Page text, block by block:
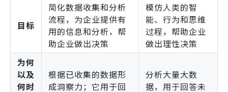
目标
简化数据收集和分析
流程，为企业提供有
用的信息和分析，帮
助企业做出决策
模仿人类的智
能、行为和思维
过程，帮助企业
做出理性决策
为何
以及
何时
根据已收集的数据形
成洞察力；它用于回
分析大量大数
据，用于回答未